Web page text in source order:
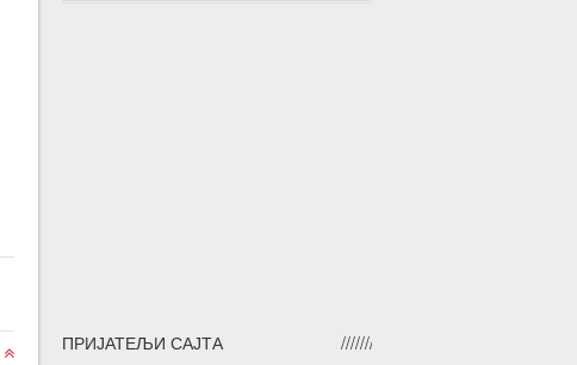
ПРИЈАТЕЉИ САЈТА